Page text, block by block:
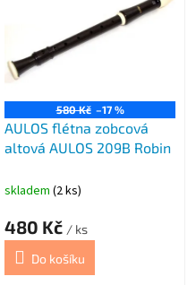
580 Kč –17 %
AULOS flétna zobcová
altová AULOS 209B Robin
skladem (2 ks)
480 Kč / ks
Do košíku